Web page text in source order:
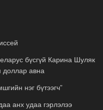
бүсгүй Карина Шуляк
доллар авна
нэг бүтээгч”
анх удаа гэрлэлээ